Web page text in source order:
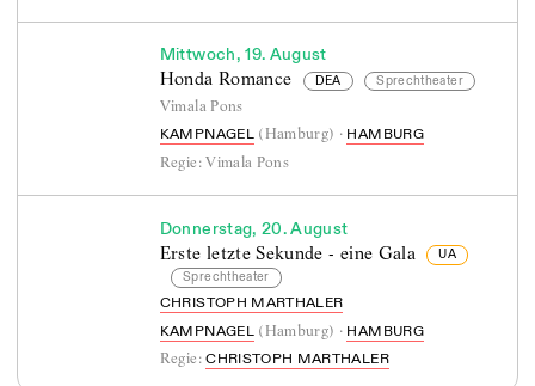
Mittwoch, 19. August
Honda Romance DEA Sprechtheater
Vimala Pons
KAMPNAGEL( Hamburg) · HAMBURG
Regie:Vimala Pons
Donnerstag, 20. August
Erste letzte Sekunde - eine Gala
UA
Sprechtheater
CHRISTOPH MARTHALER
KAMPNAGEL ( Hamburg) · HAMBURG
Regie:CHRISTOPH MARTHALER
212 Berichte, 97 kommende Premieren